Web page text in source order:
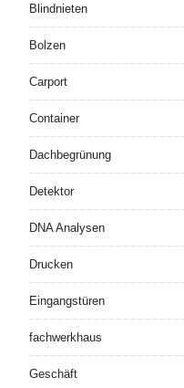
Blindnieten
Bolzen
Carport
Container
Dachbegrünung
Detektor
DNA Analysen
Drucken
Eingangstüren
fachwerkhaus
Geschäft